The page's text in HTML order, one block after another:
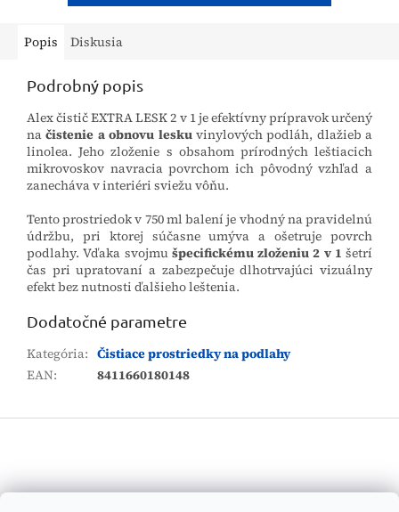
Popis Diskusia
Podrobný popis
Alex čistič EXTRA LESK 2 v 1 je efektívny prípravok určený
načistenie a obnovu leskuvinylových podláh, dlažieb a
linolea. Jeho zloženie s obsahom prírodných leštiacich
mikrovoskov navracia povrchom ich pôvodný vzhľad a
zanecháva v interiéri sviežu vôňu.
Tento prostriedok v 750 ml balení je vhodný na pravidelnú
údržbu, pri ktorej súčasne umýva a ošetruje povrch
podlahy. Vďaka svojmu špecifickému zloženiu 2 v 1 šetrí
čas pri upratovaní a zabezpečuje dlhotrvajúci vizuálny
efekt bez nutnosti ďalšieho leštenia.
Dodatočné parametre
Kategória: Čistiace prostriedky na podlahy
EAN: 8411660180148
ä